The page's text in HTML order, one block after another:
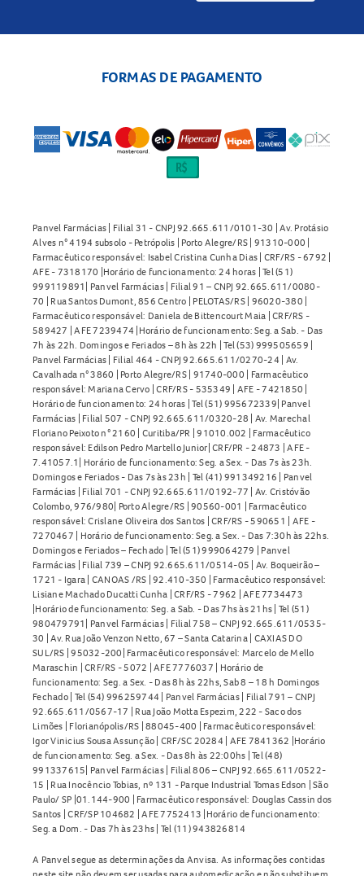
FORMAS DE PAGAMENTO
Panvel Farmácias | Filial 31 - CNPJ 92.665.611/0101-30 | Av. Protásio
Alves n° 4194 subsolo - Petrópolis | Porto Alegre/RS | 91310-000 |
Farmacêutico responsável: Isabel Cristina Cunha Dias | CRF/RS - 6792 |
AFE - 7318170 |Horário de funcionamento: 24 horas | Tel (51)
999119891| Panvel Farmácias | Filial 91 – CNPJ 92.665.611/0080-
70 | Rua Santos Dumont, 856 Centro | PELOTAS/RS | 96020-380 |
Farmacêutico responsável: Daniela de Bittencourt Maia | CRF/RS -
589427 | AFE 7239474 |Horário de funcionamento: Seg. a Sab. - Das
7h às 22h. Domingos e Feriados – 8h às 22h | Tel (53) 999505659 |
Panvel Farmácias | Filial 464 - CNPJ 92.665.611/0270-24 | Av.
Cavalhada n° 3860 | Porto Alegre/RS | 91740-000 | Farmacêutico
responsável: Mariana Cervo | CRF/RS - 535349 | AFE - 7421850 |
Horário de funcionamento: 24 horas | Tel (51) 995672339| Panvel
Farmácias | Filial 507 - CNPJ 92.665.611/0320-28 | Av. Marechal
Floriano Peixoto n° 2160 | Curitiba/PR | 91010.002 | Farmacêutico
responsável: Edilson Pedro Martello Junior| CRF/PR - 24873 | AFE -
7.41057.1| Horário de funcionamento: Seg. a Sex. - Das 7s às 23h.
Domingos e Feriados - Das 7s às 23h | Tel (41) 991349216 | Panvel
Farmácias | Filial 701 - CNPJ 92.665.611/0192-77 | Av. Cristóvão
Colombo, 976/980| Porto Alegre/RS | 90560-001 | Farmacêutico
responsável: Crislane Oliveira dos Santos | CRF/RS - 590651 | AFE -
7270467 | Horário de funcionamento: Seg. a Sex. - Das 7:30h às 22hs.
Domingos e Feriados – Fechado | Tel (51) 999064279 | Panvel
Farmácias | Filial 739 – CNPJ 92.665.611/0514-05 | Av. Boqueirão –
1721 - Igara | CANOAS /RS | 92.410-350 | Farmacêutico responsável:
Lisiane Machado Ducatti Cunha | CRF/RS - 7962 | AFE 7734473
|Horário de funcionamento: Seg. a Sab. - Das 7hs às 21hs | Tel (51)
980479791| Panvel Farmácias | Filial 758 – CNPJ 92.665.611/0535-
30 | Av. Rua João Venzon Netto, 67 – Santa Catarina | CAXIAS DO
SUL/RS | 95032-200| Farmacêutico responsável: Marcelo de Mello
Maraschin | CRF/RS - 5072 | AFE 7776037 | Horário de
funcionamento: Seg. a Sex. - Das 8h às 22hs, Sab 8 – 18 h Domingos
Fechado | Tel (54) 996259744 | Panvel Farmácias | Filial 791 – CNPJ
92.665.611/0567-17 | Rua João Motta Espezim, 222 - Saco dos
Limões | Florianópolis/RS | 88045-400 | Farmacêutico responsável:
Igor Vinicius Sousa Assunção | CRF/SC 20284 | AFE 7841362 |Horário
de funcionamento: Seg. a Sex. - Das 8h às 22:00hs | Tel (48)
991337615| Panvel Farmácias | Filial 806 – CNPJ 92.665.611/0522-
15 | Rua Inocêncio Tobias, nº 131 - Parque Industrial Tomas Edson | São
Paulo/ SP |01.144-900 | Farmacêutico responsável: Douglas Cassin dos
Santos | CRF/SP 104682 | AFE 7752413 |Horário de funcionamento:
Seg. a Dom. - Das 7h às 23hs | Tel (11) 943826814
A Panvel segue as determinações da Anvisa. As informações contidas